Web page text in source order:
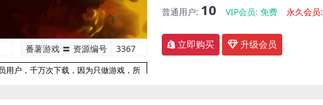
番薯游戏 〓 资源编号 3367
用户，千万次下载，因为只做游戏，所
普通用户: 10 VIP会员:免费 永久会
立即购买 升级会员